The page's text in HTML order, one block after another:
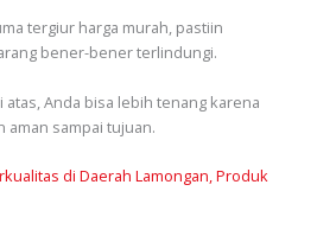
tergiur harga murah, pastiin
bener-bener terlindungi.
Anda bisa lebih tenang karena
aman sampai tujuan.
di Daerah Lamongan, Produk